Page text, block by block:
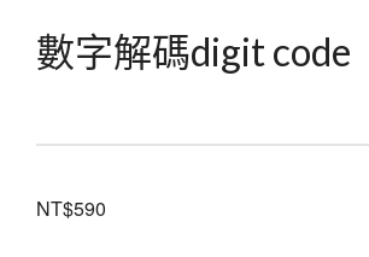
數字解碼digit code
NT$590